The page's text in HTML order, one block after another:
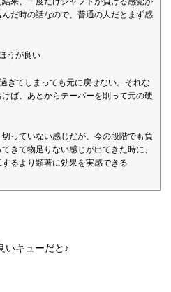
だ時の話なので、普通の人だとまず感
うが良い
ぎてしまっても元に戻せない。それな
ば、あとからテーパーを削って元の硬
っていない感じだが、今の段階でも負
きて物足りない感じが出てきた時に、
るより顕著に効果を実感できる
いキューだと♪